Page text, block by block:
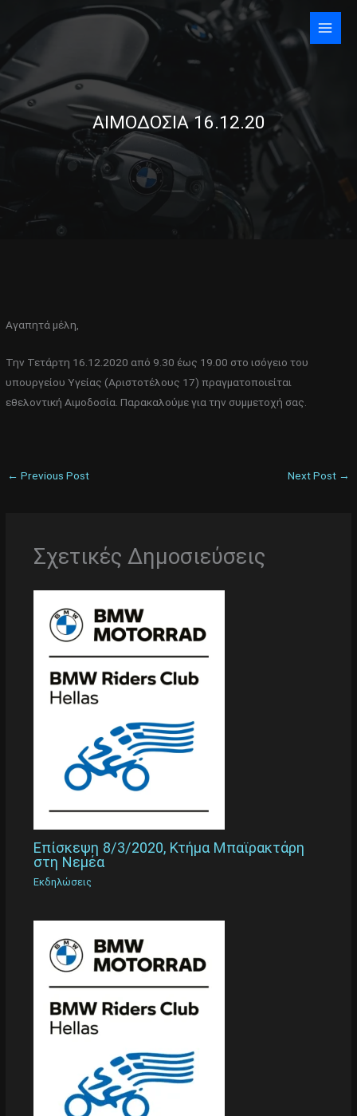
content
ΑΙΜΟΔΟΣΙΑ 16.12.20
Αγαπητά μέλη,
Την Τετάρτη 16.12.2020 από 9.30 έως 19.00 στο ισόγειο του
υπουργείου Υγείας (Αριστοτέλους 17) πραγματοποιείται
εθελοντική Αιμοδοσία. Παρακαλούμε για την συμμετοχή σας.
← Previous Post Next Post →
Σχετικές Δημοσιεύσεις
Επίσκεψη 8/3/2020, Κτήμα Μπαϊρακτάρη
στη Νεμέα
Εκδηλώσεις